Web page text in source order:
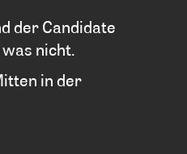
der Candidate
nicht.
in der